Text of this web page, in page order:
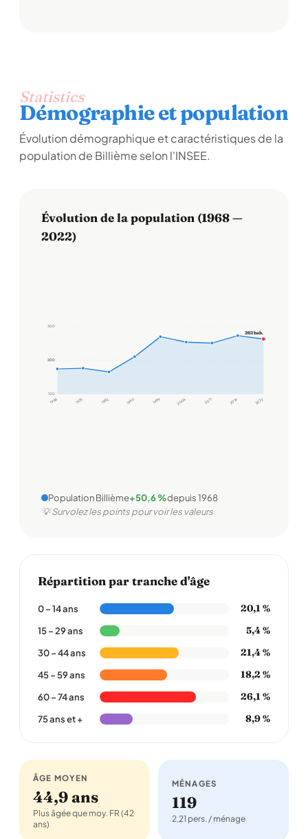
Statistics
Démographie et population
Évolution démographique et caractéristiques de la
population de Billième selon l'INSEE.
Évolution de la population (1968 —
2022)
100
200
200
300
1968 1975 1982 1990 1999 2006 2011 2016 2022
262 hab.
Population Billième+50,6 %depuis 1968
💡 Survolez les points pour voir les valeurs
Répartition par tranche d'âge
0 – 14 ans 20,1 %
15 – 29 ans 5,4 %
30 – 44 ans 21,4 %
45 – 59 ans 18,2 %
60 – 74 ans 26,1 %
75 ans et + 8,9 %
ÂGE MOYEN
44,9 ans
Plus âgée que moy. FR (42
ans)
MÉNAGES
119
2,21 pers. / ménage